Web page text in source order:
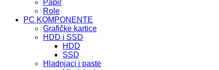
Papir
Role
PC KOMPONENTE
Grafičke kartice
HDD i SSD
HDD
SSD
Hladnjaci i paste